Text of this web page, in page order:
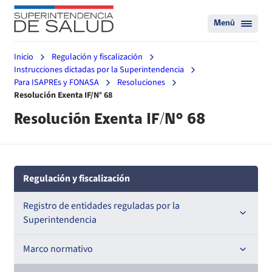
Menú
Inicio
Regulación y fiscalización
Instrucciones dictadas por la Superintendencia
Para ISAPREs y FONASA
Resoluciones
Resolución Exenta IF/N° 68
Resolución Exenta IF/N° 68
Regulación y fiscalización
Registro de entidades reguladas por la
Superintendencia
Registro de Prestadores Acreditados
Marco normativo